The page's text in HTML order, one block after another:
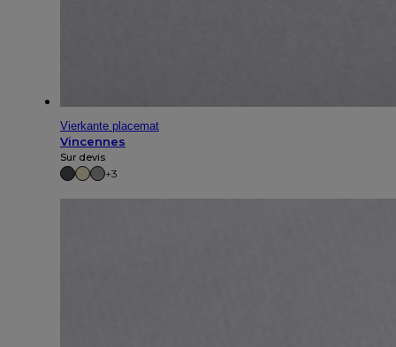
Vierkante placemat
Vincennes
Sur devis
+3